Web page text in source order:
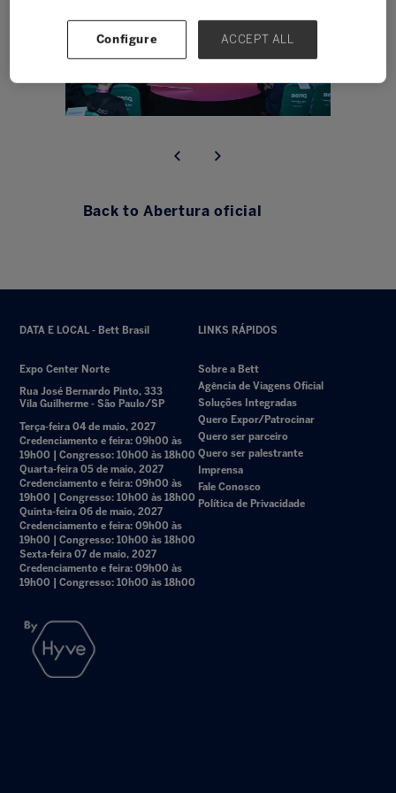
Back to Abertura oficial
DATA E LOCAL - Bett Brasil
Expo Center Norte
Rua José Bernardo Pinto, 333
Vila Guilherme - São Paulo/SP
Terça-feira 04 de maio, 2027
Credenciamento e feira: 09h00 às
19h00 | Congresso: 10h00 às 18h00
Quarta-feira 05 de maio, 2027
Credenciamento e feira: 09h00 às
19h00 | Congresso: 10h00 às 18h00
Quinta-feira 06 de maio, 2027
Credenciamento e feira: 09h00 às
19h00 | Congresso: 10h00 às 18h00
Sexta-feira 07 de maio, 2027
Credenciamento e feira: 09h00 às
19h00 | Congresso: 10h00 às 18h00
LINKS RÁPIDOS
Sobre a Bett
Agência de Viagens Oficial
Soluções Integradas
Quero Expor/Patrocinar
Quero ser parceiro
Quero ser palestrante
Imprensa
Fale Conosco
Política de Privacidade
Configure ACCEPT ALL